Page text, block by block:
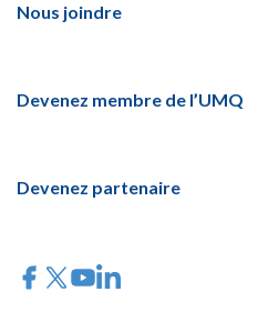
Nous joindre
Devenez membre de l’UMQ
Devenez partenaire